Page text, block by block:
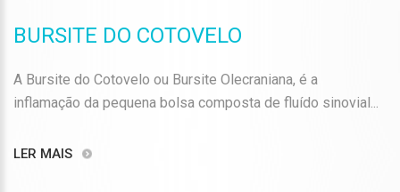
BURSITE DO COTOVELO
A Bursite do Cotovelo ou Bursite Olecraniana, é a
inflamação da pequena bolsa composta de fluído sinovial...
LER MAIS